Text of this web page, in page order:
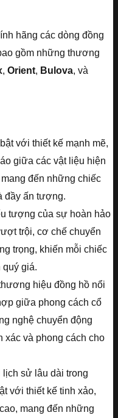
hãng các dòng đồng
gồm những thương
, Orient, Bulova, và
với thiết kế mạnh mẽ,
giữa các vật liệu hiện
đến những chiếc
đầy ấn tượng.
tượng của sự hoàn hảo
trội, cơ chế chuyển
trọng, khiến mỗi chiếc
quý giá.
hiệu đồng hồ nổi
giữa phong cách cổ
nghệ chuyển động
xác và phong cách cho
lịch sử lâu dài trong
với thiết kế tinh xảo,
mang đến những